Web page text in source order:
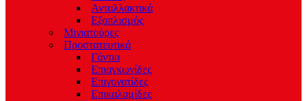
Ανταλλακτικά
Εξοπλισμός
Μινιατούρες
Προστατευτικά
Γάντια
Επιαγκωνίδες
Επιγονατίδες
Επικαλαμίδες